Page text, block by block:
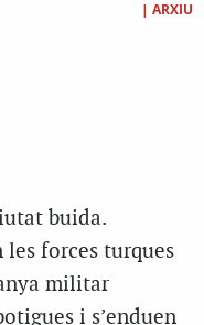
| ARXIU
buida.
forces turques
militar
i s’enduen